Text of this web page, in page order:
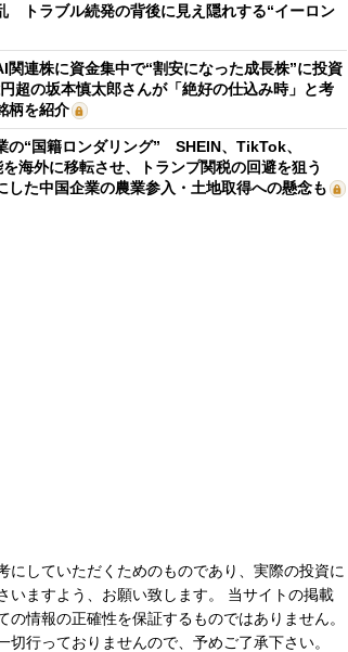
トラブル続発の背後に見え隠れする“イーロン
関連株に資金集中で“割安になった成長株”に投資
超の坂本慎太郎さんが「絶好の仕込み時」と考
柄を紹介
の“国籍ロンダリング” SHEIN、TikTok、
海外に移転させ、トランプ関税の回避を狙う
した中国企業の農業参入・土地取得への懸念も
していただくためのものであり、実際の投資に
いますよう、お願い致します。 当サイトの掲載
情報の正確性を保証するものではありません。
行っておりませんので、予めご了承下さい。